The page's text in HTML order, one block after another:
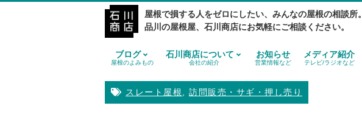
屋根で損する人をゼロにしたい、みんなの屋根の相談所。
品川の屋根屋、石川商店にお気軽にご相談ください。
ブログ
屋根のよみもの
石川商店について
会社の紹介
お知らせ
営業情報など
メディア紹介
テレビ/ラジオなど
スレート屋根 , 訪問販売・サギ・押し売り